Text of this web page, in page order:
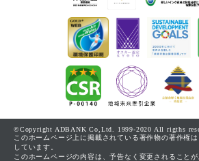
©Copyright ADBANK Co,Ltd. 1999-2020 All rigths
このホームページ上に掲載されている著作物の著作権
しています。
このホームページの内容は、予告なく変更されることが